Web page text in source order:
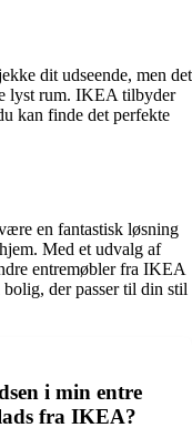
dit udseende, men det
lyst rum. IKEA tilbyder
kan finde det perfekte
en fantastisk løsning
Med et udvalg af
entremøbler fra IKEA
der passer til din stil
i min entre
fra IKEA?